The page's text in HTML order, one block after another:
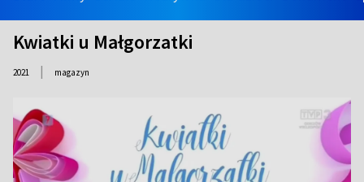
Kwiatki u Małgorzatki
2021 | magazyn